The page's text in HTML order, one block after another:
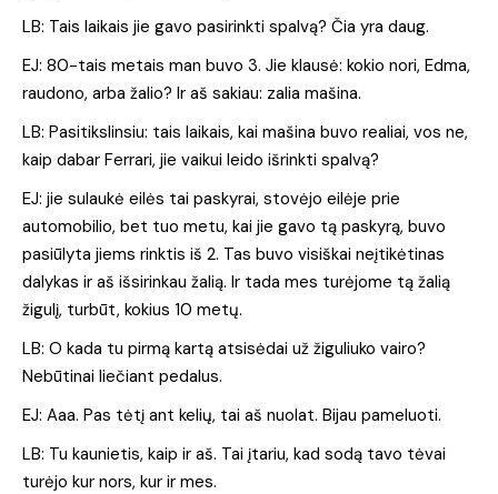
LB: Tais laikais jie gavo pasirinkti spalvą? Čia yra daug.
EJ: 80-tais metais man buvo 3. Jie klausė: kokio nori, Edma,
raudono, arba žalio? Ir aš sakiau: zalia mašina.
LB: Pasitikslinsiu: tais laikais, kai mašina buvo realiai, vos ne,
kaip dabar Ferrari, jie vaikui leido išrinkti spalvą?
EJ: jie sulaukė eilės tai paskyrai, stovėjo eilėje prie
automobilio, bet tuo metu, kai jie gavo tą paskyrą, buvo
pasiūlyta jiems rinktis iš 2. Tas buvo visiškai neįtikėtinas
dalykas ir aš išsirinkau žalią. Ir tada mes turėjome tą žalią
žigulį, turbūt, kokius 10 metų.
LB: O kada tu pirmą kartą atsisėdai už žiguliuko vairo?
Nebūtinai liečiant pedalus.
EJ: Aaa. Pas tėtį ant kelių, tai aš nuolat. Bijau pameluoti.
LB: Tu kaunietis, kaip ir aš. Tai įtariu, kad sodą tavo tėvai
turėjo kur nors, kur ir mes.